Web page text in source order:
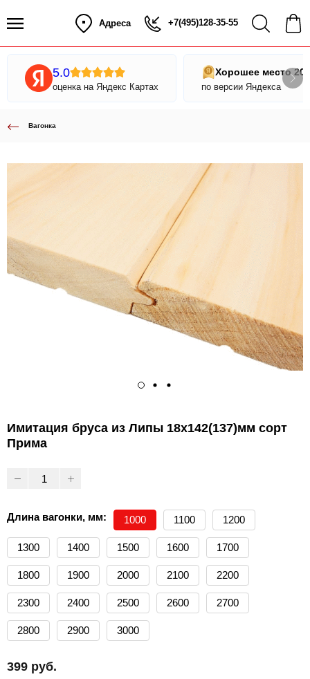
Адреса +7(495)128-35-55
5.0
оценка на Яндекс Картах
Хорошее место
по версии Яндекса
Вагонка
Имитация бруса из Липы 18х142(137)мм сорт
Прима
Длина вагонки, мм: 1000 1100 1200
1300 1400 1500 1600 1700
1800 1900 2000 2100 2200
2300 2400 2500 2600 2700
2800 2900 3000
399 руб.